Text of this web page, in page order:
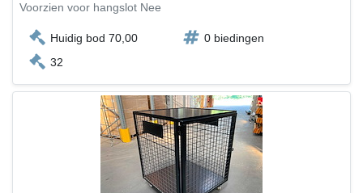
Voorzien voor hangslot Nee
Huidig bod 70,00
0 biedingen
32